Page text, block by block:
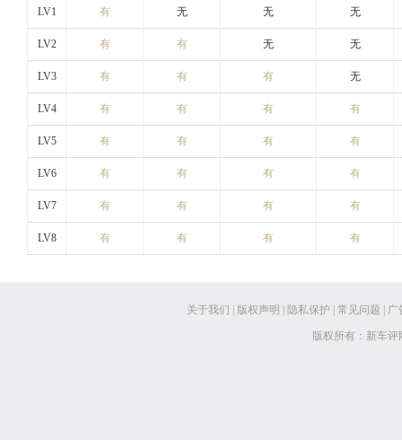
LV1 有 无 无 无
LV2 有 有 无 无
LV3 有 有 有 无
LV4 有 有 有 有
LV5 有 有 有 有
LV6 有 有 有 有
LV7 有 有 有 有
LV8 有 有 有 有
关于我们 版权声明 隐私保护 常见问题 广
版权所有：新车评